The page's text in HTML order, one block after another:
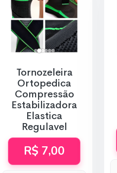
Tornozeleira
Ortopedica
Compressão
Estabilizadora
Elastica
Regulavel
R$ 7,00